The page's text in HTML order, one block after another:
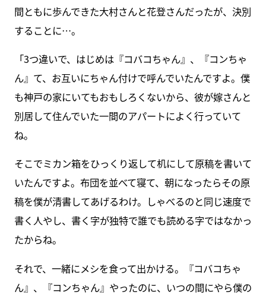
間ともに歩んできた大村さんと花登さんだったが、決別
することに…。
「3つ違いで、はじめは『コバコちゃん』、『コンちゃ
ん』て、お互いにちゃん付けで呼んでいたんですよ。僕
も神戸の家にいてもおもしろくないから、彼が嫁さんと
別居して住んでいた一間のアパートによく行っていて
ね。
そこでミカン箱をひっくり返して机にして原稿を書いて
いたんですよ。布団を並べて寝て、朝になったらその原
稿を僕が清書してあげるわけ。しゃべるのと同じ速度で
書く人やし、書く字が独特で誰でも読める字ではなかっ
たからね。
それで、一緒にメシを食って出かける。『コバコちゃ
ん』、『コンちゃん』やったのに、いつの間にやら僕の